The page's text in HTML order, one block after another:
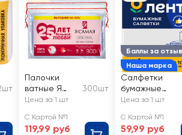
Палочки
ватные Я
САМАЯ
300шт
Цена за 1 шт
С Картой №1
119,99 руб
Баллы за отзыв
Наша марка
Салфетки
бумажные
ЛЕНТА белые
24х24см
Цена за 1 шт
С Картой №1
59,99 руб